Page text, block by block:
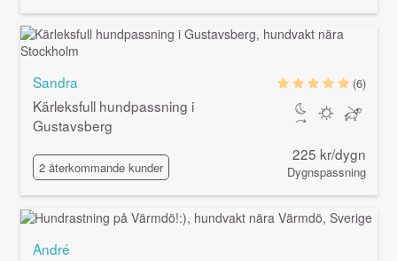
Sandra
Kärleksfull hundpassning i
Gustavsberg
2 återkommande kunder
(6)
225 kr/dygn
Dygnspassning
André